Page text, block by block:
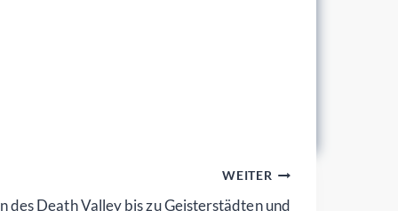
WEITER
des Death Valley bis zu Geisterstädten und